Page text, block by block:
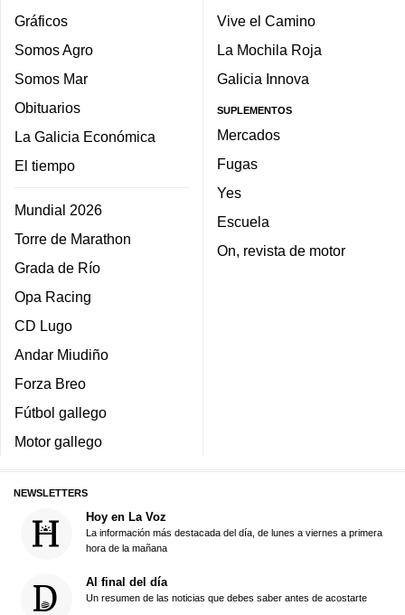
Gráficos
Somos Agro
Somos Mar
Obituarios
La Galicia Económica
El tiempo
Mundial 2026
Torre de Marathon
Grada de Río
Opa Racing
CD Lugo
Andar Miudiño
Forza Breo
Fútbol gallego
Motor gallego
Vive el Camino
La Mochila Roja
Galicia Innova
SUPLEMENTOS
Mercados
Fugas
Yes
Escuela
On, revista de motor
NEWSLETTERS
Hoy en La Voz
La información más destacada del día, de lunes a viernes a primera
hora de la mañana
Al final del día
Un resumen de las noticias que debes saber antes de acostarte